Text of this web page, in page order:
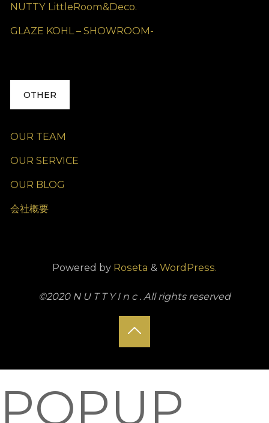
NUTTY LittleRoom&Deco.
GLAZE KOHL – SHOWROOM-
OTHER
OUR TEAM
OUR SERVICE
OUR BLOG
会社概要
Powered by Roseta & WordPress.
©2020 N U T T Y I n c . All rights reserved
Back
Top
POPUP